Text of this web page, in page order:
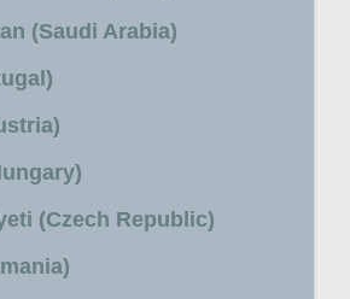
(Saudi Arabia)
(Czech Republic)